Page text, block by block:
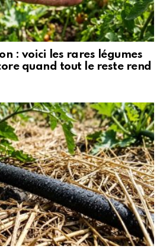
: voici les rares légumes
quand tout le reste rend